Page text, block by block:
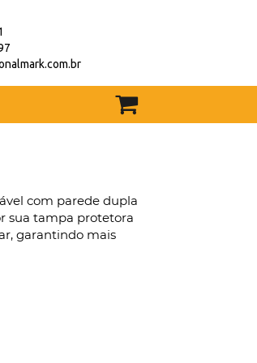
com parede dupla
sua tampa protetora
garantindo mais